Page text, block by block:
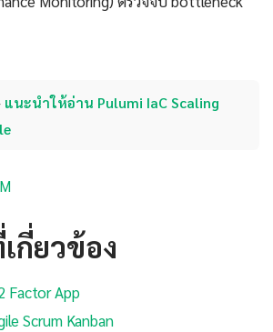
แนะนำให้อ่าน Pulumi IaC Scaling
กี่ยวข้อง
Factor App
Scrum Kanban